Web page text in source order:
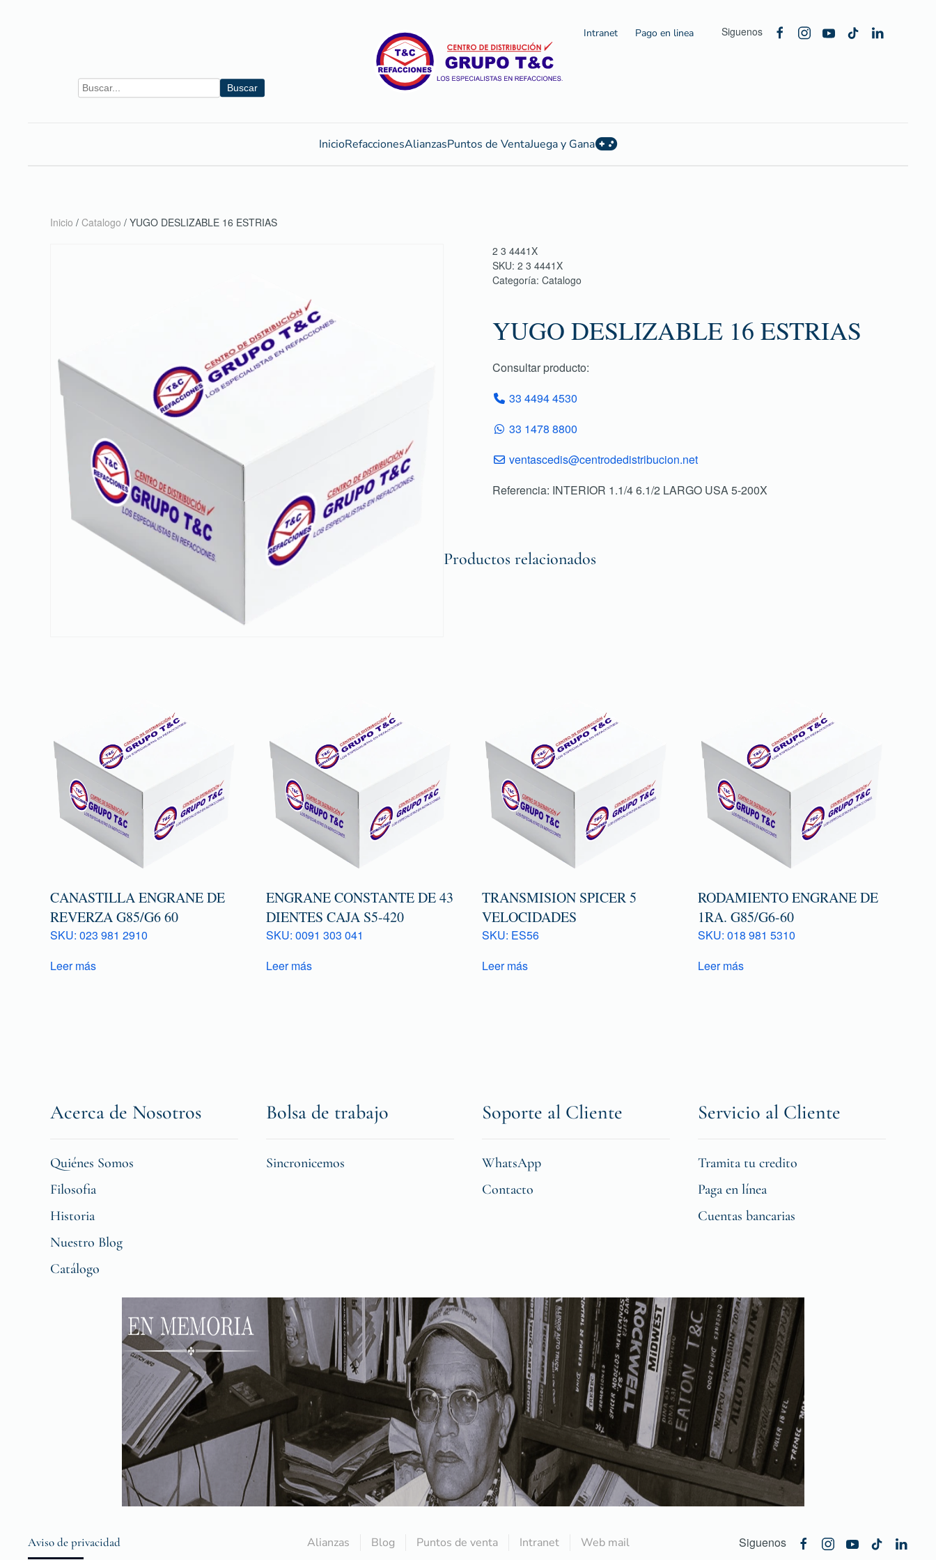
Buscar
Intranet Pago en linea Siguenos
InicioRefaccionesAlianzasPuntos de VentaJuega y Gana
Inicio / Catalogo / YUGO DESLIZABLE 16 ESTRIAS
2 3 4441X
SKU: 2 3 4441X
Categoría: Catalogo
YUGO DESLIZABLE 16 ESTRIAS
Consultar producto:
33 4494 4530
33 1478 8800
ventascedis@centrodedistribucion.net
Referencia: INTERIOR 1.1/4 6.1/2 LARGO USA 5-200X
Productos relacionados
CANASTILLA ENGRANE DE
REVERZA G85/G6 60
SKU: 023 981 2910
Leer más
ENGRANE CONSTANTE DE 43
DIENTES CAJA S5-420
SKU: 0091 303 041
Leer más
TRANSMISION SPICER 5
VELOCIDADES
SKU: ES56
Leer más
RODAMIENTO ENGRANE DE
1RA. G85/G6-60
SKU: 018 981 5310
Leer más
Acerca de Nosotros
Quiénes Somos
Filosofia
Historia
Nuestro Blog
Catálogo
Bolsa de trabajo
Sincronicemos
Soporte al Cliente
WhatsApp
Contacto
Servicio al Cliente
Tramita tu credito
Paga en línea
Cuentas bancarias
Aviso de privacidad Alianzas Blog Puntos de venta Intranet Web mail Siguenos